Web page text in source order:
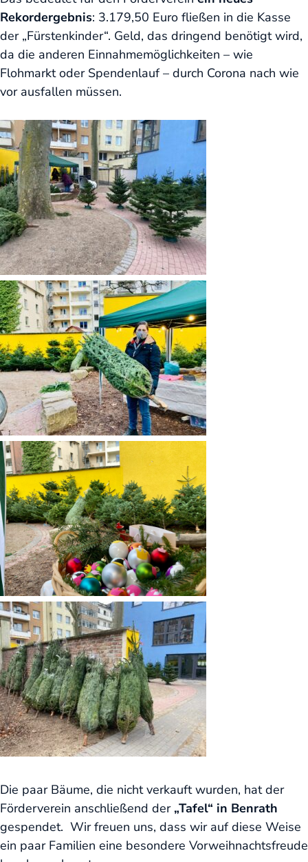
Rekordergebnis: 3.179,50 Euro fließen in die Kasse
der „Fürstenkinder“. Geld, das dringend benötigt wird,
da die anderen Einnahmemöglichkeiten – wie
Flohmarkt oder Spendenlauf – durch Corona nach wie
vor ausfallen müssen.
Die paar Bäume, die nicht verkauft wurden, hat der
Förderverein anschließend der „Tafel“ in Benrath
gespendet. Wir freuen uns, dass wir auf diese Weise
ein paar Familien eine besondere Vorweihnachtsfreude